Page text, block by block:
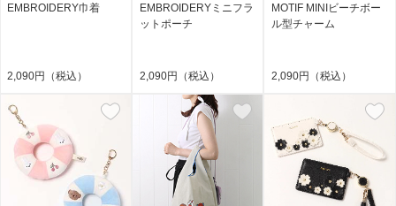
EMBROIDERY巾着
2,090円（税込）
EMBROIDERYミニフラ
ットポーチ
2,090円（税込）
MOTIF MINIビーチボー
ル型チャーム
2,090円（税込）